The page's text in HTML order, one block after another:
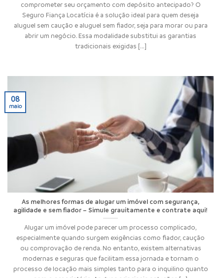
comprometer seu orçamento com depósito antecipado? O
Seguro Fiança Locatícia é a solução ideal para quem deseja
aluguel sem caução e aluguel sem fiador, seja para morar ou para
abrir um negócio. Essa modalidade substitui as garantias
tradicionais exigidas [...]
As melhores formas de alugar um imóvel com segurança,
agilidade e sem fiador – Simule grauitamente e contrate aqui!
Alugar um imóvel pode parecer um processo complicado,
especialmente quando surgem exigências como fiador, caução
ou comprovação de renda. No entanto, existem alternativas
modernas e seguras que facilitam essa jornada e tornam o
processo de locação mais simples tanto para o inquilino quanto
08
maio